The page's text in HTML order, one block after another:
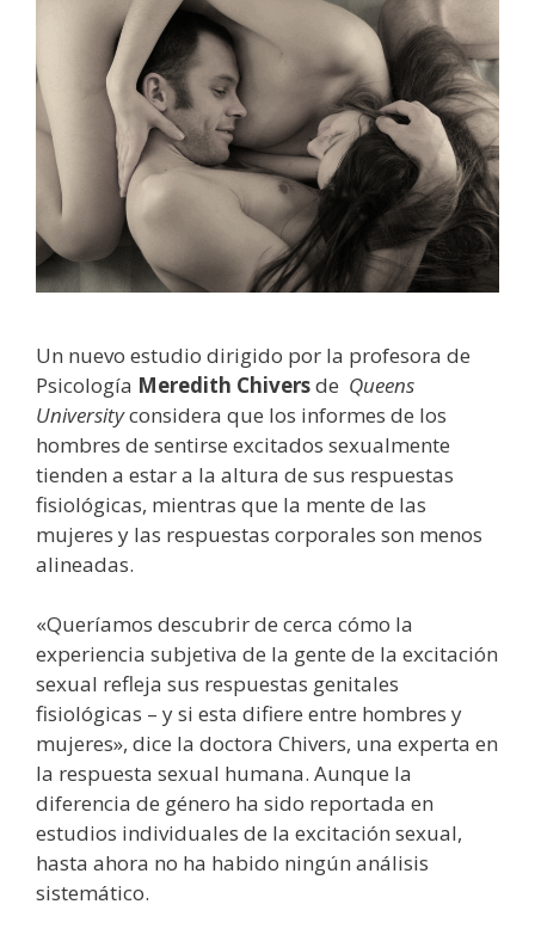
Un nuevo estudio dirigido por la profesora de
Psicología Meredith Chiversde Queens
Universityconsidera que los informes de los
hombres de sentirse excitados sexualmente
tienden a estar a la altura de sus respuestas
fisiológicas, mientras que la mente de las
mujeres y las respuestas corporales son menos
alineadas.
«Queríamos descubrir de cerca cómo la
experiencia subjetiva de la gente de la excitación
sexual refleja sus respuestas genitales
fisiológicas – y si esta difiere entre hombres y
mujeres», dice la doctora Chivers, una experta en
la respuesta sexual humana. Aunque la
diferencia de género ha sido reportada en
estudios individuales de la excitación sexual,
hasta ahora no ha habido ningún análisis
sistemático.